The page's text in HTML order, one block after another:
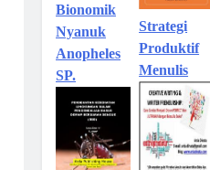
Bionomik
Nyanuk
Anopheles
SP.
Strategi
Produktif
Menulis